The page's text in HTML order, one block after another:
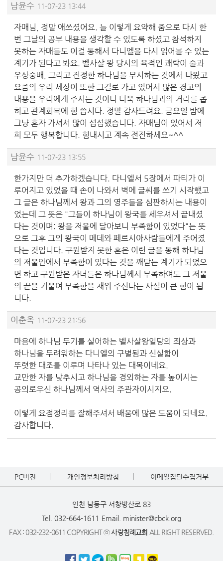
남윤수 11-07-23 13:44
자매님, 정말 애쓰셨어요. 늘 이렇게 요약해 줌으로 다시 한
번 그날의 공부 내용을 생각할 수 있도록 하셨고 참석하지
못하는 자매들도 이걸 통해서 다니엘을 다시 읽어볼 수 있는
계기가 된다고 봐요. 벨사살 왕 당시의 육적인 쾌락이 술과
우상숭배, 그리고 진정한 하나님을 무시하는 것에서 나왔고
요즘의 우리 세상이 또한 그길로 가고 있어서 많은 경고의
내용을 우리에게 주시는 것이니 더욱 하나님과의 거리를 좁
히고 관계회복에 힘 씁시다. 정말 감사드려요. 금요일 밤에
그냥 혼자 가셔서 많이 섭섭했습니다. 자매님이 있어서 저
희 모두 행복합니다. 힘내시고 계속 전진하세요~^^
남윤수 11-07-23 13:55
한가지만 더 추가하겠습니다. 다니엘서 5장에서 파티가 이
루어지고 있었을 때 손이 나와서 벽에 글씨를 쓰기 시작했고
그 글은 하나님께서 왕과 그의 영주들을 심판하시는 내용이
었는데 그 뜻은 "그들이 하나님이 왕국를 세우셔서 끝내셨
다는 것이며; 왕을 저울에 달아보니 부족함이 있었다"는 뜻
으로 그후 그의 왕국이 메데와 페르시아사람들에게 주어졌
다는 것입니다. 구원받지 못한 혼은 이런 글을 통해 하나님
의 저울안에서 부족함이 있다는 것을 깨닫는 계기가 되었으
면 하고 구원받은 자녀들은 하나님께서 부족하여도 그 저울
의 끝을 기울여 부족함을 채워 주신다는 사실이 큰 힘이 됩
니다.
이춘옥 11-07-23 21:56
마음에 하나님 두기를 실어하는 벨사살왕일당의 죄상과
하나님을 두려워하는 다니엘의 구별됨과 신실함이
뚜렷한 대조를 이루며 나타나 있는 대목이네요.
교만한 자를 낮추시고 하나님을 경외하는 자를 높이시는
공의로우신 하나님께서 역사의 주관자이시지요.
이렇게 요점정리를 잘해주셔서 배움에 많은 도움이 되네요.
감사합니다.
PC버전 개인정보처리방침 이메일집단수집거부
인천 남동구 서창방산로 83
Tel. 032-664-1611 Email. minister@cbck.org
FAX : 032-232-0611 COPYRIGHT ⓒ사랑침례교회 ALL RIGHT RESERVED.